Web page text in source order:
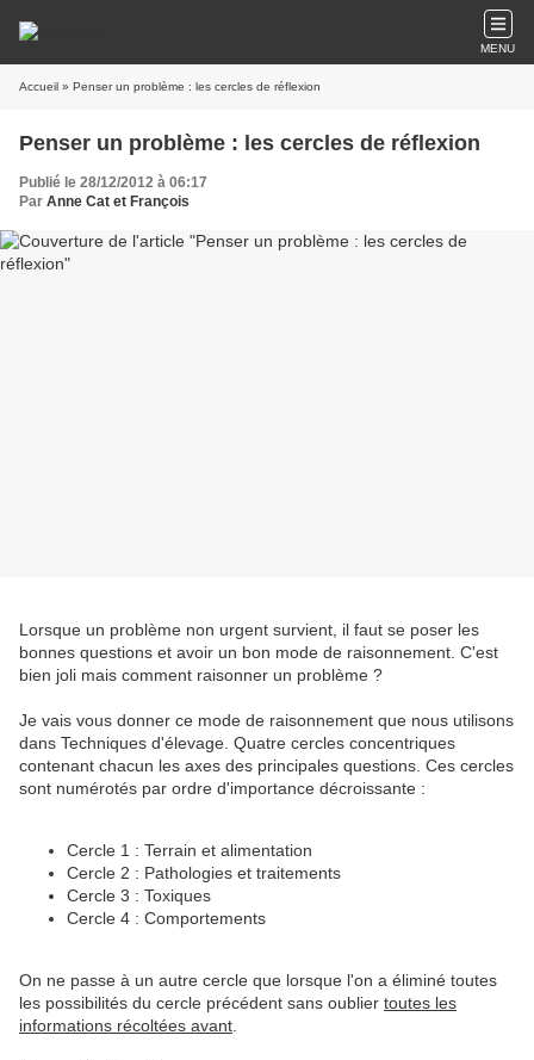
MENU
Accueil » Penser un problème : les cercles de réflexion
Penser un problème : les cercles de réflexion
Publié le 28/12/2012 à 06:17
Par Anne Cat et François
Lorsque un problème non urgent survient, il faut se poser les
bonnes questions et avoir un bon mode de raisonnement. C'est
bien joli mais comment raisonner un problème ?
Je vais vous donner ce mode de raisonnement que nous utilisons
dans Techniques d'élevage. Quatre cercles concentriques
contenant chacun les axes des principales questions. Ces cercles
sont numérotés par ordre d'importance décroissante :
Cercle 1 : Terrain et alimentation
Cercle 2 : Pathologies et traitements
Cercle 3 : Toxiques
Cercle 4 : Comportements
On ne passe à un autre cercle que lorsque l'on a éliminé toutes
les possibilités du cercle précédent sans oublier toutes les
informations récoltées avant